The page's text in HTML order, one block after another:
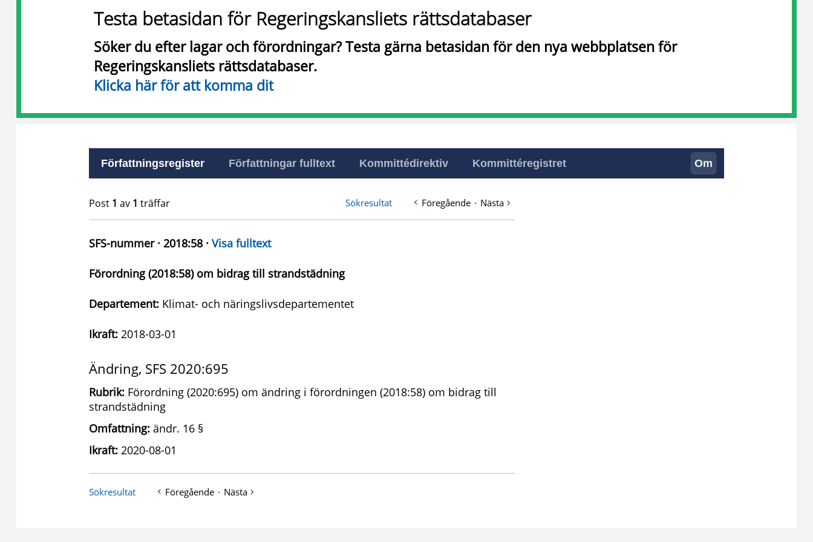
Testa betasidan för Regeringskansliets rättsdatabaser
Söker du efter lagar och förordningar? Testa gärna betasidan för den nya webbplatsen för
Regeringskansliets rättsdatabaser.
Klicka här för att komma dit
Författningsregister Författningar fulltext Kommittédirektiv Kommittéregistret Om
Post 1 av 1 träffar Sökresultat Föregående · Nästa
SFS-nummer · 2018:58 · Visa fulltext
Förordning (2018:58) om bidrag till strandstädning
Departement: Klimat- och näringslivsdepartementet
Ikraft: 2018-03-01
Ändring, SFS 2020:695
Rubrik: Förordning (2020:695) om ändring i förordningen (2018:58) om bidrag till
strandstädning
Omfattning: ändr. 16 §
Ikraft: 2020-08-01
Sökresultat Föregående · Nästa